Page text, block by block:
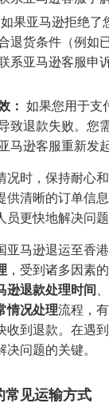
如果亚马逊拒绝了
退货条件（例如
系亚马逊客服申
： 如果您用于支
致退款失败。您
马逊客服重新发起
况时，保持耐心
供清晰的订单信
更快地解决问题
亚马逊退运至香
，受到诸多因素
逊退款处理时间、
情况处理流程，
收到退款。在遇
问题的关键。
常见运输方式